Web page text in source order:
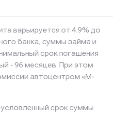
варьируется от 4.9% до
банка, суммы займа и
срок погашения
- 96 месяцев. При этом
автоцентром «М-
срок суммы